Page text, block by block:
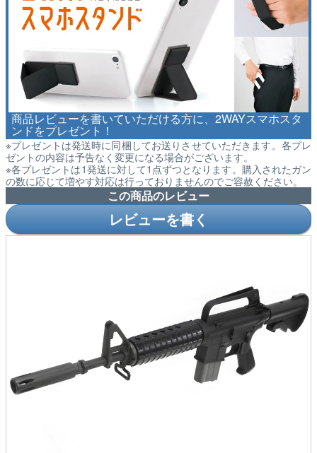
商品レビューを書いていただける方に、2WAYスマホスタ
ンドをプレゼント！
※プレゼントは発送時に同梱してお送りさせていただきます。各プレ
ゼントの内容は予告なく変更になる場合がございます。
※各プレゼントは1発送に対して1点ずつとなります。購入されたガン
の数に応じて増やす対応は行っておりませんのでご容赦ください。
この商品のレビュー
レビューを書く